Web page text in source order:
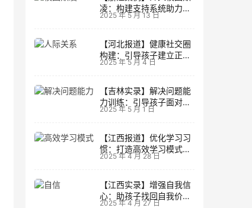
凌：构建支持系统助力孩
子成长
2025 年 5 月 13 日
【河北报道】健康社交圈
构建：引导孩子建立正向
人际关系
2025 年 5 月 4 日
【吉林实录】解决问题能
力训练：引导孩子面对主
动挑战
2025 年 5 月 1 日
【江西报道】优化学习习
惯：打造高效学习模式的
实用技巧
2025 年 4 月 28 日
【江西实录】增强自我信
心：助孩子找回自我价值
2025 年 4 月 27 日